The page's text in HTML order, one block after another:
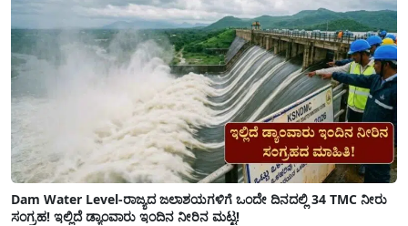
Dam Water Level-ರಾಜ್ಯದ ಜಲಾಶಯಗಳಿಗೆ ಒಂದೇ ದಿನದಲ್ಲಿ 34 TMC ನೀರು
ಸಂಗ್ರಹ! ಇಲ್ಲಿದೆ ಡ್ಯಾಂವಾರು ಇಂದಿನ ನೀರಿನ ಮಟ್ಟ!